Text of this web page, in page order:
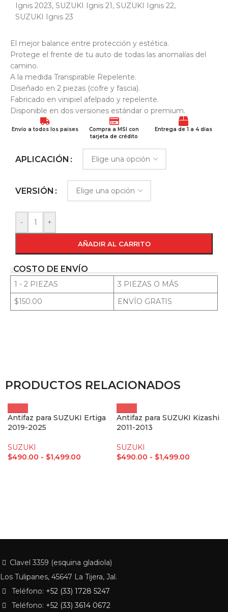
Ignis 2023, SUZUKI Ignis 21 , SUZUKI Ignis 22,
SUZUKI Ignis 23
El mejor balance entre protección y estética.
Protege el frente de tu auto de todas las anomalías del
camino.
A la medida Transpirable Repelente.
Diseñado en 2 piezas (cofre y fascia).
Fabricado en vinipiel afelpado y repelente.
Disponible en dos versiones estándar o premium.
Envío a todos los paises
Compra a MSI con
tarjeta de crédito
Entrega de 1 a 4 días
APLICACIÓN
VERSIÓN
- +
AÑADIR AL CARRITO
COSTO DE ENVÍO
1 - 2 PIEZAS
3 PIEZAS O MÁS
$150.00
ENVÍO GRATIS
PRODUCTOS RELACIONADOS
Antifaz para SUZUKI Ertiga
2019-2025
SUZUKI
$490.00 - $1,499.00
Antifaz para SUZUKI Kizashi
2011-2013
SUZUKI
$490.00 - $1,499.00
Clavel 3359 (esquina gladiola)
Los Tulipanes, 45647 La Tijera, Jal.
Teléfono: +52 (33) 1728 5247
Teléfono: +52 (33) 3614 0672